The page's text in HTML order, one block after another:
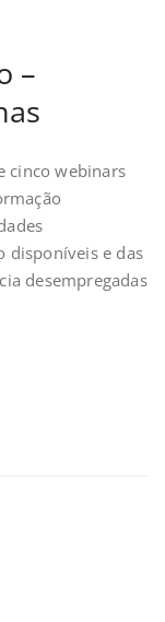
–
cinco webinars
disponíveis e das
desempregadas